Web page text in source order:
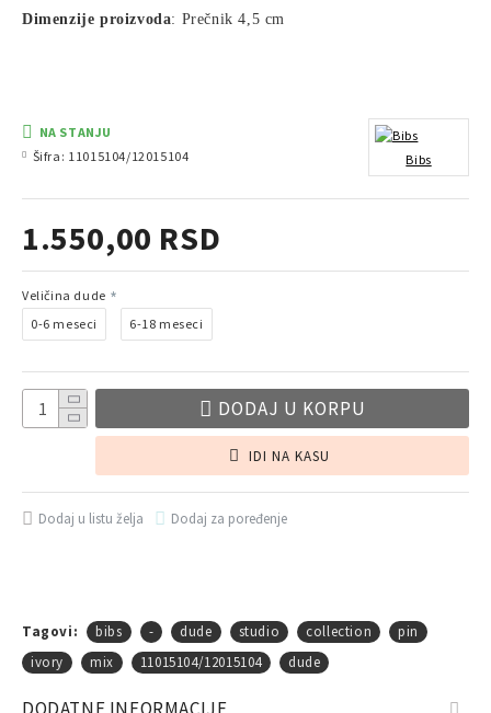
Dimenzije proizvoda: Prečnik 4,5 cm
1.550,00 RSD
NA STANJU
Šifra: 11015104/12015104 Bibs
Veličina dude
0-6 meseci
6-18 meseci
DODAJ U KORPU
IDI NA KASU
Dodaj u listu želja Dodaj za poređenje
Tagovi: bibs - dude studio collection
pin
ivory
mix 11015104/12015104 dude